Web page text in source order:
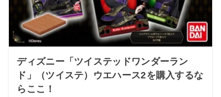
ディズニー「ツイステッドワンダーラン
ド」（ツイステ）ウエハース2を購入するな
らここ！